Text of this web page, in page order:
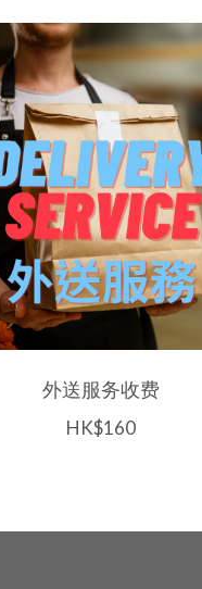
外送服务收费
HK$160